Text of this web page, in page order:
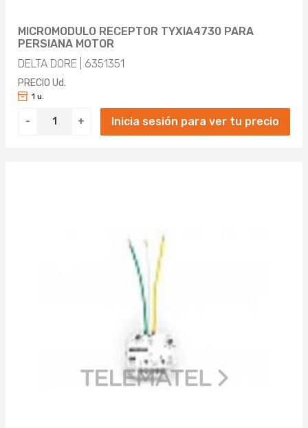
MICROMODULO RECEPTOR TYXIA4730 PARA
PERSIANA MOTOR
DELTA DORE | 6351351
PRECIO Ud.
- +
1 u.
Inicia sesión para ver tu precio